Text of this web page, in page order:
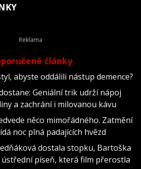
články
abyste oddálili nástup demence?
Geniální trik udrží nápoj
a zachrání i milovanou kávu
něco mimořádného. Zatmění
noc plná padajících hvězd
dostala stopku, Bartoška
píseň, která film přerostla